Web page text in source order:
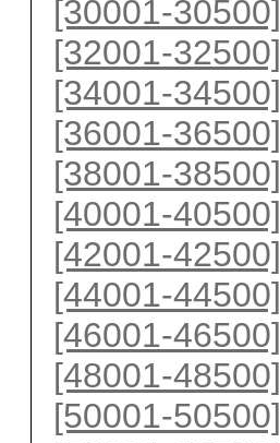
[30001-30500]
[32001-32500]
[34001-34500]
[36001-36500]
[38001-38500]
[40001-40500]
[42001-42500]
[44001-44500]
[46001-46500]
[48001-48500]
[50001-50500]